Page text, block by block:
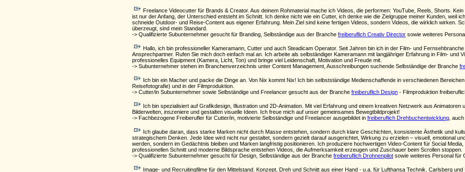
Freelance Videocutter für Brands & Creator. Aus deinem Rohmaterial mache ich Videos, die performen: YouTube, Reels, Shorts.
ist nur der Anfang, der Unterschied entsteht im Schnitt. Ich denke nicht wie ein Cutter, ich denke wie die Zielgruppe meiner Kunden, weil
schneide Outdoor- und Reise-Content aus eigener Erfahrung. Mein Ziel sind keine fertigen Videos, sondern Videos, die wirklich wirken.
überzeugt, sind mein Standard.
-> Qualifizierte Subunternehmer gesucht für Branding, Selbständige aus der Branche freiberuflich Creativ Director sowie weiteres
Hallo, ich bin professioneller Kameramann, Cutter und auch Steadicam Operator. Seit Jahren bin ich in der Film- und
Ansprechpartner. Rufen Sie mich doch einfach mal an. Ich arbeite als selbständiger Kameramann mit langjähriger Erfahrung in Film- und
professionelles Equipment (Kamera, Licht, Ton) und bringe viel Leidenschaft, Motivation und Freude mit.
-> Subunternehmer stehen im Branchenverzeichnis unter Content Management, Ausschreibungen suchende Selbständige der Branche
Ich bin ein Macher und packe die Dinge an. Von Nix kommt Nix! Ich bin selbstständige Medienschaffende in verschiedenen
Reisefotografie) und in der Filmproduktion.
-> Cutter/in Subunternehmer sowie Selbständige und Freelancer gesucht aus der Branche freiberuflich Design - Filmproduktion
Ich bin spezialisiert auf Grafikdesign, Illustration und 2D-Animation. Mit viel Erfahrung und einem kreativen Netzwerk aus
Bilderwelten, inszeniere und gestalten visuelle Ideen. Ich freue mich auf unser gemeinsames Bewegtbildprojekt!
-> Fachbezogene Freiberufler für Cutter/in, motivierte Selbständige und Freelancer ausgebildet in freiberuflich Drehbuchentwicklung ,
Ich glaube daran, dass starke Marken nicht durch Masse entstehen, sondern durch klare Geschichten, konsistente Ästhetik und
strategischem Denken. Jede Idee wird nicht nur gestaltet, sondern gezielt darauf ausgerichtet, Wirkung zu erzielen – visuell, emotional
werden, sondern im Gedächtnis bleiben und Marken langfristig positionieren. Ich produziere hochwertigen Video-Content für Social
professionellen Schnitt und moderne Bildsprache entstehen Videos, die Aufmerksamkeit erzeugen und Zuschauer beim Scrollen stoppen.
-> Qualifizierte Subunternehmer gesucht für Design, Selbständige aus der Branche freiberuflich Drohnenpilot sowie weiteres Personal für
Image- und Recruitingfilme für den Mittelstand. Konzept, Dreh und Schnitt aus einer Hand - u.a. für Lufthansa Technik, Carlsberg